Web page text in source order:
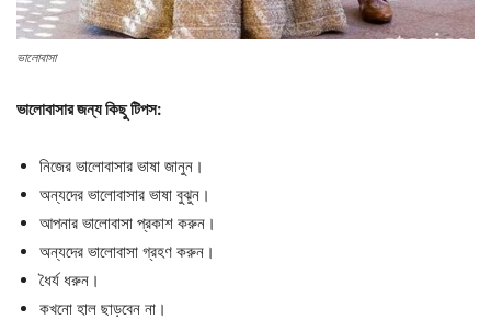
ভালোবাসা
ভালোবাসার জন্য কিছু টিপস:
নিজের ভালোবাসার ভাষা জানুন।
অন্যদের ভালোবাসার ভাষা বুঝুন।
আপনার ভালোবাসা প্রকাশ করুন।
অন্যদের ভালোবাসা গ্রহণ করুন।
ধৈর্য ধরুন।
কখনো হাল ছাড়বেন না।